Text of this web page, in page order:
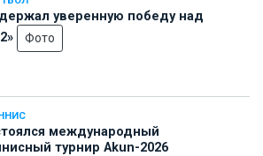
уверенную победу над
Фото
международный
турнир Akun-2026